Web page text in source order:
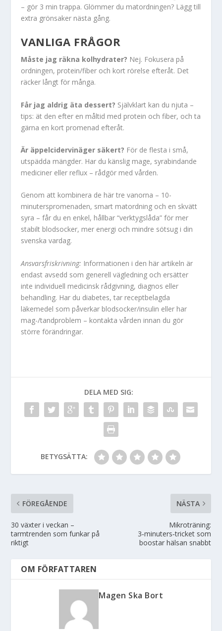
– gör 3 min trappa. Glömmer du matordningen? Lägg till
extra grönsaker nästa gång.
VANLIGA FRÅGOR
Måste jag räkna kolhydrater? Nej. Fokusera på
ordningen, protein/fiber och kort rörelse efteråt. Det
räcker långt för många.
Får jag aldrig äta dessert? Självklart kan du njuta –
tips: ät den efter en måltid med protein och fiber, och ta
gärna en kort promenad efteråt.
Är äppelcidervinäger säkert? För de flesta i små,
utspädda mängder. Har du känslig mage, syrabindande
mediciner eller reflux – rådgör med vården.
Genom att kombinera de här tre vanorna – 10-
minuterspromenaden, smart matordning och en skvätt
syra – får du en enkel, hållbar “verktygslåda” för mer
stabilt blodsocker, mer energi och mindre sötsug i din
svenska vardag.
Ansvarsfriskrivning: Informationen i den här artikeln är
endast avsedd som generell vägledning och ersätter
inte individuell medicinsk rådgivning, diagnos eller
behandling. Har du diabetes, tar receptbelagda
läkemedel som påverkar blodsocker/insulin eller har
mag-/tandproblem – kontakta vården innan du gör
större förändringar.
DELA MED SIG:
BETYGSÄTTA:
FÖREGÅENDE
30 växter i veckan –
tarmtrenden som funkar på
riktigt
NÄSTA
Mikroträning:
3‑minuters‑tricket som
boostar hälsan snabbt
OM FÖRFATTAREN
Magen Ska Bort